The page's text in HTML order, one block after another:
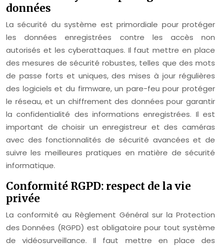
données
La sécurité du système est primordiale pour protéger
les données enregistrées contre les accès non
autorisés et les cyberattaques. Il faut mettre en place
des mesures de sécurité robustes, telles que des mots
de passe forts et uniques, des mises à jour régulières
des logiciels et du firmware, un pare-feu pour protéger
le réseau, et un chiffrement des données pour garantir
la confidentialité des informations enregistrées. Il est
important de choisir un enregistreur et des caméras
avec des fonctionnalités de sécurité avancées et de
suivre les meilleures pratiques en matière de sécurité
informatique.
Conformité RGPD: respect de la vie
privée
La conformité au Règlement Général sur la Protection
des Données (RGPD) est obligatoire pour tout système
de vidéosurveillance. Il faut mettre en place des